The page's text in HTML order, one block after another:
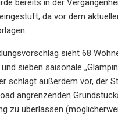
bereits in der
da vor dem
sieht 68
sieben saisonale
schlägt außerdem vor, der
angrenzenden
zu überlassen